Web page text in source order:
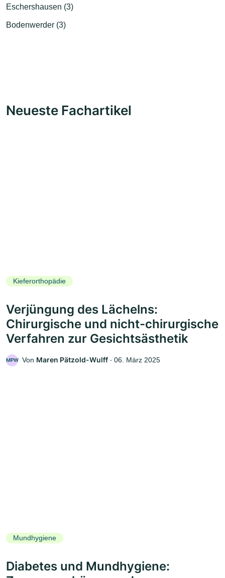
Eschershausen (3)
Bodenwerder (3)
Neueste Fachartikel
Kieferorthopädie
Verjüngung des Lächelns:
Chirurgische und nicht-chirurgische
Verfahren zur Gesichtsästhetik
MPW Von Maren Pätzold-Wulff ‧ 06. März 2025
Mundhygiene
Diabetes und Mundhygiene: